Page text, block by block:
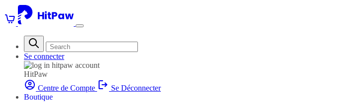
Se connecter
HitPaw
Centre de Compte
Se Déconnecter
Boutique